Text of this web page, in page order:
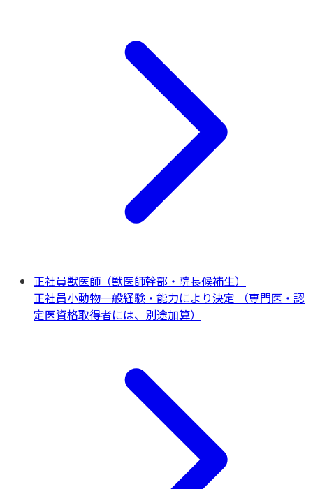
正社員獣医師（獣医師幹部・院長候補生）
正社員小動物一般経験・能力により決定 （専門医・認
定医資格取得者には、別途加算）